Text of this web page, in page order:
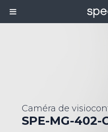
Caméra de
SPE-MG-402-